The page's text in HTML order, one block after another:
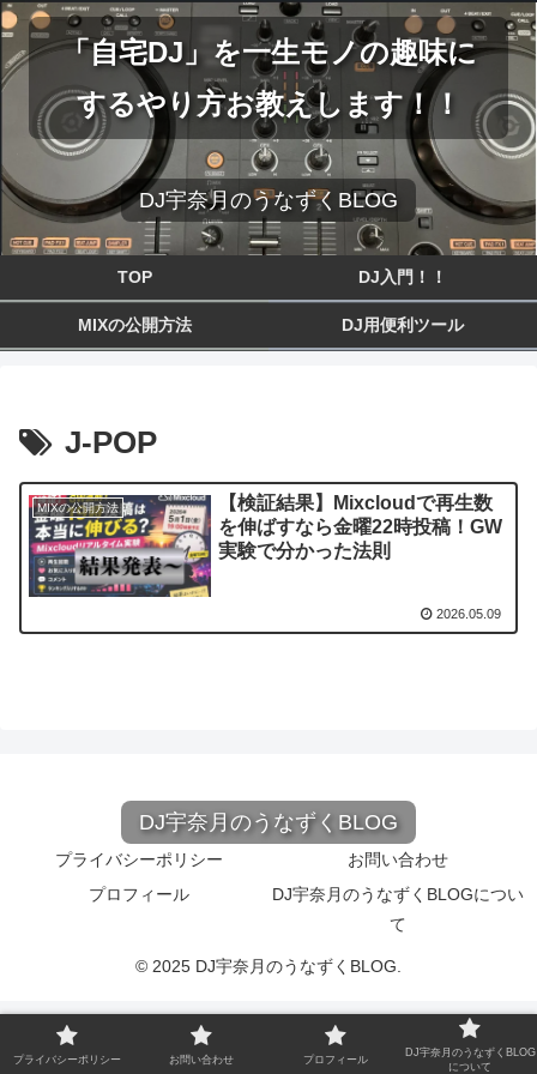
「自宅DJ」を一生モノの趣味に
するやり方お教えします！！
DJ宇奈月のうなずくBLOG
TOP DJ入門！！
MIXの公開方法 DJ用便利ツール
J-POP
MIXの公開方法
【検証結果】Mixcloudで再生数
を伸ばすなら金曜22時投稿！GW
実験で分かった法則
2026.05.09
DJ宇奈月のうなずくBLOG
プライバシーポリシー
お問い合わせ
プロフィール
DJ宇奈月のうなずくBLOGについ
て
© 2025 DJ宇奈月のうなずくBLOG.
プライバシーポリシー お問い合わせ プロフィール
DJ宇奈月のうなずくBLOG
について